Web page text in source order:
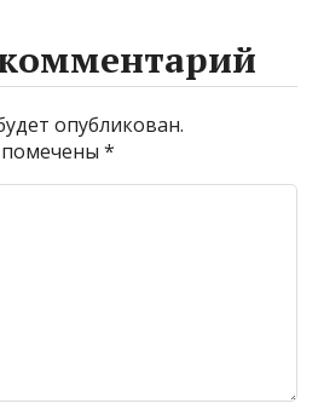
опубликован.
помечены*